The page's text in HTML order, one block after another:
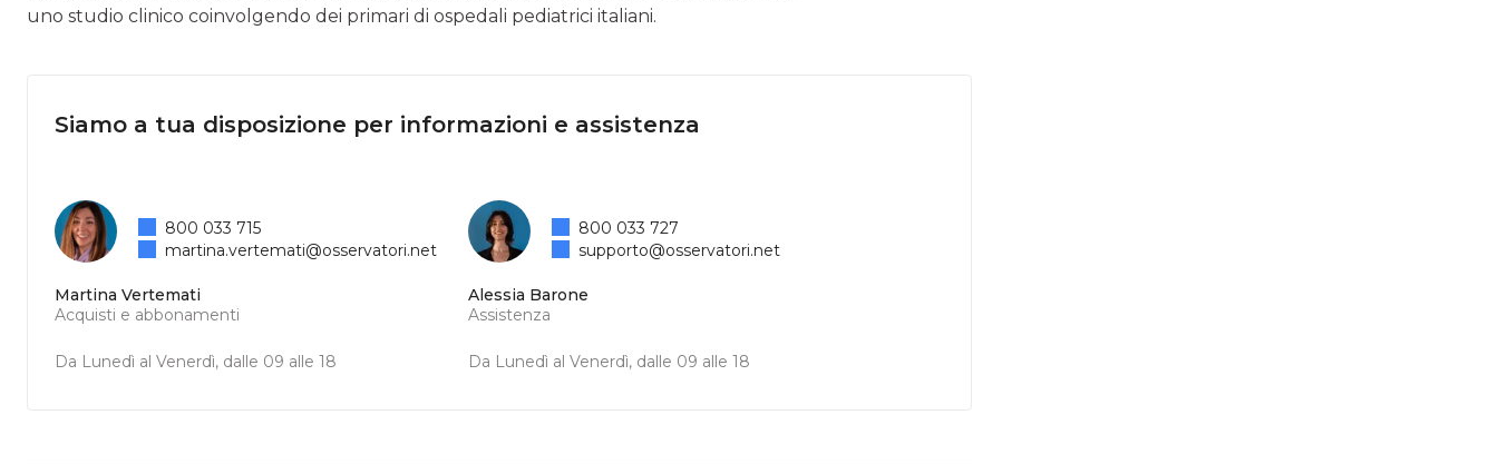
uno studio clinico coinvolgendo dei primari di ospedali pediatrici italiani.
Siamo a tua disposizione per informazioni e assistenza
Martina Vertemati
Acquisti e abbonamenti
Da Lunedì al Venerdì, dalle 09 alle 18
800 033 715
martina.vertemati@osservatori.net
Alessia Barone
Assistenza
Da Lunedì al Venerdì, dalle 09 alle 18
800 033 727
supporto@osservatori.net